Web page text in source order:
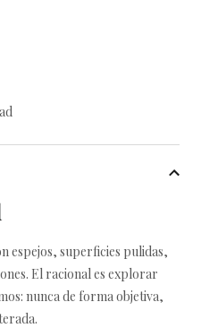
espejos, superficies pulidas,
El racional es explorar
nunca de forma objetiva,